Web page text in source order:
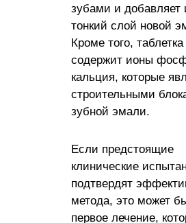
зубами и добавляет
тонкий слой новой
Кроме того, таблетка
содержит ионы
кальция, которые
строительными
зубной эмали.
Если предстоящие
клинические
подтвердят
метода, это может
первое лечение,